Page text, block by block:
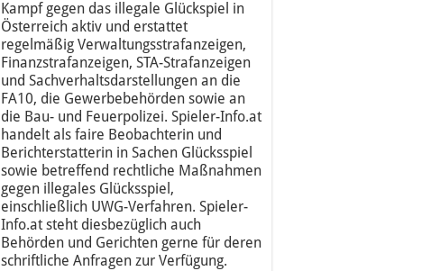
Kampf gegen das illegale Glückspiel in
Österreich aktiv und erstattet
regelmäßig Verwaltungsstrafanzeigen,
Finanzstrafanzeigen, STA-Strafanzeigen
und Sachverhaltsdarstellungen an die
FA10, die Gewerbebehörden sowie an
die Bau- und Feuerpolizei. Spieler-Info.at
handelt als faire Beobachterin und
Berichterstatterin in Sachen Glücksspiel
sowie betreffend rechtliche Maßnahmen
gegen illegales Glücksspiel,
einschließlich UWG-Verfahren. Spieler-
Info.at steht diesbezüglich auch
Behörden und Gerichten gerne für deren
schriftliche Anfragen zur Verfügung.